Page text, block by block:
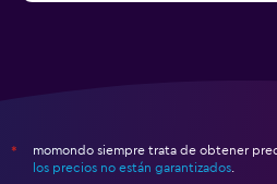
*
momondo siempre trata de obtener
los precios no están garantizados